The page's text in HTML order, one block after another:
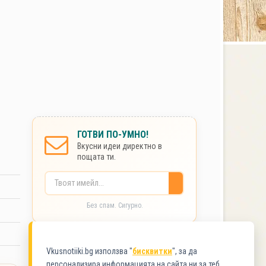
ГОТВИ ПО-УМНО!
Вкусни идеи директно в
пощата ти.
Без спам. Сигурно.
КАТЕГОРИИ
Vkusnotiiki.bg използва "бисквитки", за да